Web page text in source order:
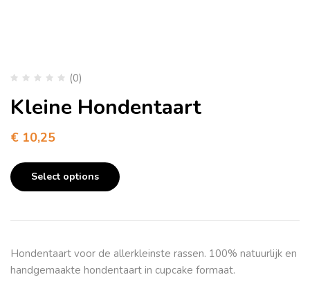
(0)
Kleine Hondentaart
€ 10,25
Select options
Hondentaart voor de allerkleinste rassen. 100% natuurlijk en
handgemaakte hondentaart in cupcake formaat.